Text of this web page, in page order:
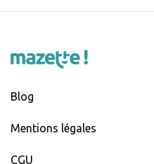
Blog
Mentions légales
CGU